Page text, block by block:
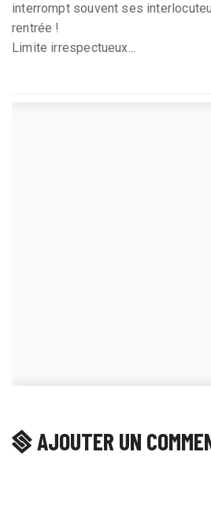
interrompt souvent ses
rentrée !
Limite irrespectueux...
AJOUTER UN